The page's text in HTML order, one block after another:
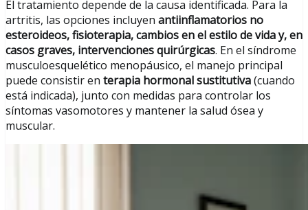
El tratamiento depende de la causa identificada. Para la
artritis, las opciones incluyen antiinflamatorios no
esteroideos, fisioterapia, cambios en el estilo de vida y, en
casos graves, intervenciones quirúrgicas. En el síndrome
musculoesquelético menopáusico, el manejo principal
puede consistir en terapia hormonal sustitutiva(cuando
está indicada), junto con medidas para controlar los
síntomas vasomotores y mantener la salud ósea y
muscular.